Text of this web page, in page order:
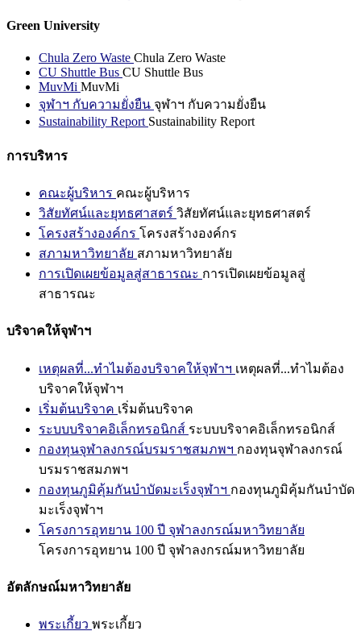
Green University
Chula Zero Waste Chula Zero Waste
CU Shuttle Bus CU Shuttle Bus
MuvMi MuvMi
จุฬาฯ กับความยั่งยืน จุฬาฯ กับความยั่งยืน
Sustainability Report Sustainability Report
การบริหาร
คณะผู้บริหาร คณะผู้บริหาร
วิสัยทัศน์และยุทธศาสตร์ วิสัยทัศน์และยุทธศาสตร์
โครงสร้างองค์กร โครงสร้างองค์กร
สภามหาวิทยาลัย สภามหาวิทยาลัย
การเปิดเผยข้อมูลสู่สาธารณะ การเปิดเผยข้อมูลสู่
สาธารณะ
บริจาคให้จุฬาฯ
เหตุผลที่...ทำไมต้องบริจาคให้จุฬาฯ เหตุผลที่...ทำไมต้อง
บริจาคให้จุฬาฯ
เริ่มต้นบริจาค เริ่มต้นบริจาค
ระบบบริจาคอิเล็กทรอนิกส์ ระบบบริจาคอิเล็กทรอนิกส์
กองทุนจุฬาลงกรณ์บรมราชสมภพฯ กองทุนจุฬาลงกรณ์
บรมราชสมภพฯ
กองทุนภูมิคุ้มกันบำบัดมะเร็งจุฬาฯ กองทุนภูมิคุ้มกันบำบัด
มะเร็งจุฬาฯ
โครงการอุทยาน 100 ปี จุฬาลงกรณ์มหาวิทยาลัย
โครงการอุทยาน 100 ปี จุฬาลงกรณ์มหาวิทยาลัย
อัตลักษณ์มหาวิทยาลัย
พระเกี้ยว พระเกี้ยว